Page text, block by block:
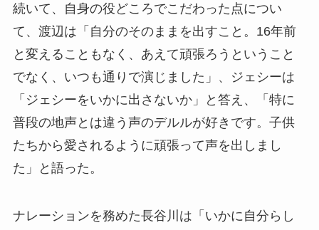
続いて、自身の役どころでこだわった点につい
て、渡辺は「自分のそのままを出すこと。16年前
と変えることもなく、あえて頑張ろうということ
でなく、いつも通りで演じました」、ジェシーは
「ジェシーをいかに出さないか」と答え、「特に
普段の地声とは違う声のデルルが好きです。子供
たちから愛されるように頑張って声を出しまし
た」と語った。
ナレーションを務めた長谷川は「いかに自分らし